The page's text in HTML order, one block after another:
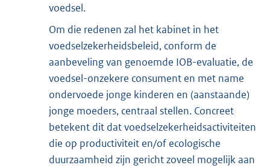
voedsel.
Om die redenen zal het kabinet in het
voedselzekerheidsbeleid, conform de
aanbeveling van genoemde IOB-evaluatie, de
voedsel-onzekere consument en met name
ondervoede jonge kinderen en (aanstaande)
jonge moeders, centraal stellen. Concreet
betekent dit dat voedselzekerheidsactiviteiten
die op productiviteit en/of ecologische
duurzaamheid zijn gericht zoveel mogelijk aan